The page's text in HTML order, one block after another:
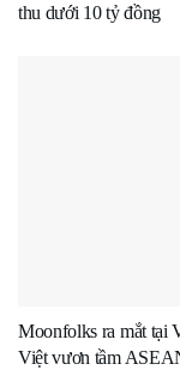
thu dưới 10 tỷ đồng
Moonfolks ra mắt tại
Việt vươn tầm